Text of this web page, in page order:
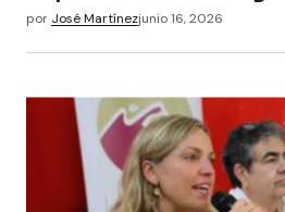
por José Martínezjunio 16, 2026